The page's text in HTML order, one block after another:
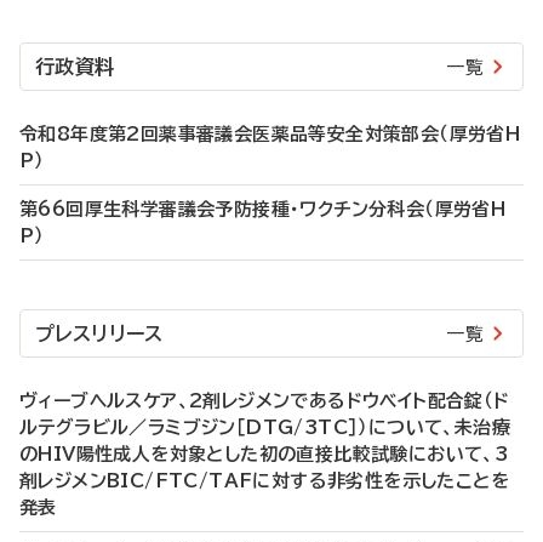
行政資料 一覧
令和8年度第2回薬事審議会医薬品等安全対策部会（厚労省H
P）
第66回厚生科学審議会予防接種・ワクチン分科会（厚労省H
P）
プレスリリース 一覧
ヴィーブヘルスケア、2剤レジメンであるドウベイト配合錠（ド
ルテグラビル／ラミブジン［DTG/3TC］）について、未治療
のHIV陽性成人を対象とした初の直接比較試験において、3
剤レジメンBIC/FTC/TAFに対する非劣性を示したことを
発表